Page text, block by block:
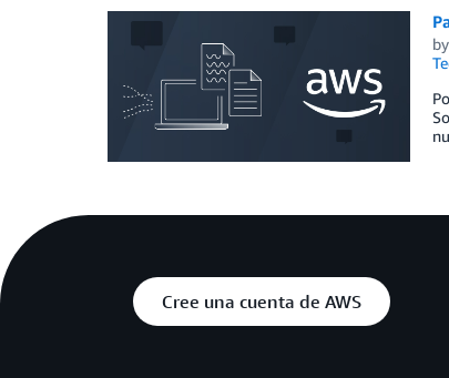
by
Cree una cuenta de AWS